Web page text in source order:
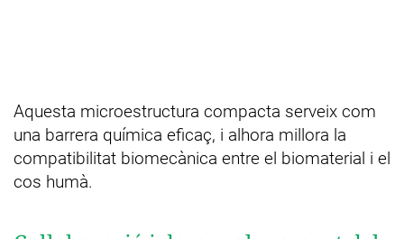
Aquesta microestructura compacta serveix com
una barrera química eficaç, i alhora millora la
compatibilitat biomecànica entre el biomaterial i el
cos humà.